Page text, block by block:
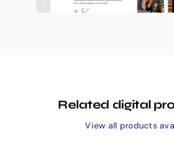
Related digital
View all products